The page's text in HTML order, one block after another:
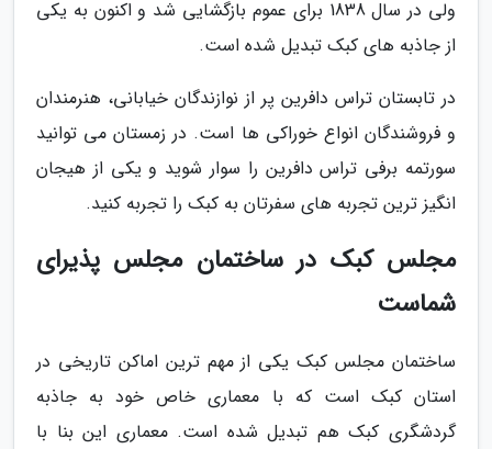
ولی در سال 1838 برای عموم بازگشایی شد و اکنون به یکی
از جاذبه های کبک تبدیل شده است.
در تابستان تراس دافرین پر از نوازندگان خیابانی، هنرمندان
و فروشندگان انواع خوراکی ها است. در زمستان می توانید
سورتمه برفی تراس دافرین را سوار شوید و یکی از هیجان
انگیز ترین تجربه های سفرتان به کبک را تجربه کنید.
مجلس کبک در ساختمان مجلس پذیرای
شماست
ساختمان مجلس کبک یکی از مهم ترین اماکن تاریخی در
استان کبک است که با معماری خاص خود به جاذبه
گردشگری کبک هم تبدیل شده است. معماری این بنا با